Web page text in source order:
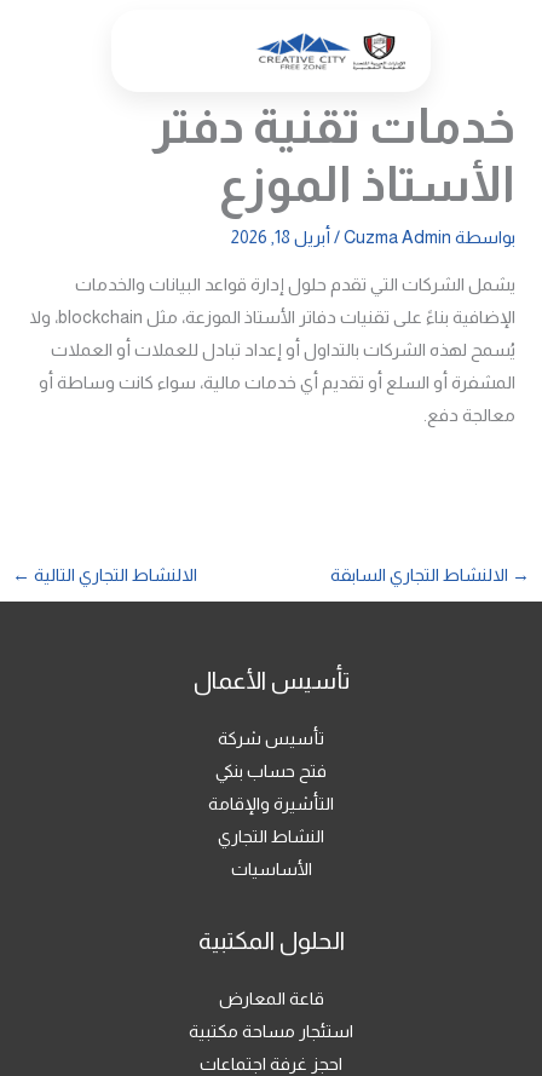
خدمات تقنية دفتر
الأستاذ الموزع
بواسطة Cuzma Admin
/ أبريل 18, 2026
يشمل الشركات التي تقدم حلول إدارة قواعد البيانات والخدمات
الإضافية بناءً على تقنيات دفاتر الأستاذ الموزعة، مثل blockchain، ولا
يُسمح لهذه الشركات بالتداول أو إعداد تبادل للعملات أو العملات
المشفرة أو السلع أو تقديم أي خدمات مالية، سواء كانت وساطة أو
معالجة دفع.
→ الالنشاط التجاري السابقة الالنشاط التجاري التالية ←
تأسيس الأعمال
تأسيس شركة
فتح حساب بنكي
التأشيرة والإقامة
النشاط التجاري
الأساسيات
الحلول المكتبية
قاعة المعارض
استئجار مساحة مكتبية
احجز غرفة اجتماعات